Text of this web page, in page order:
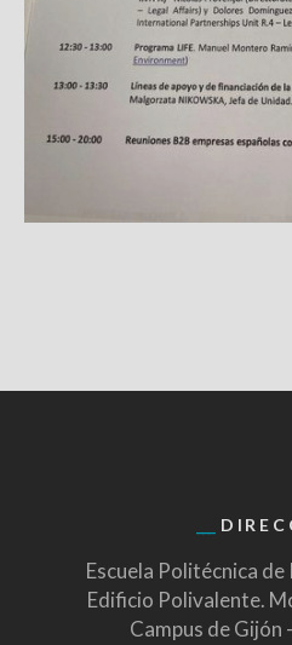
Escuela Politécnica
Edificio Polivalente.
Campus de Gijón